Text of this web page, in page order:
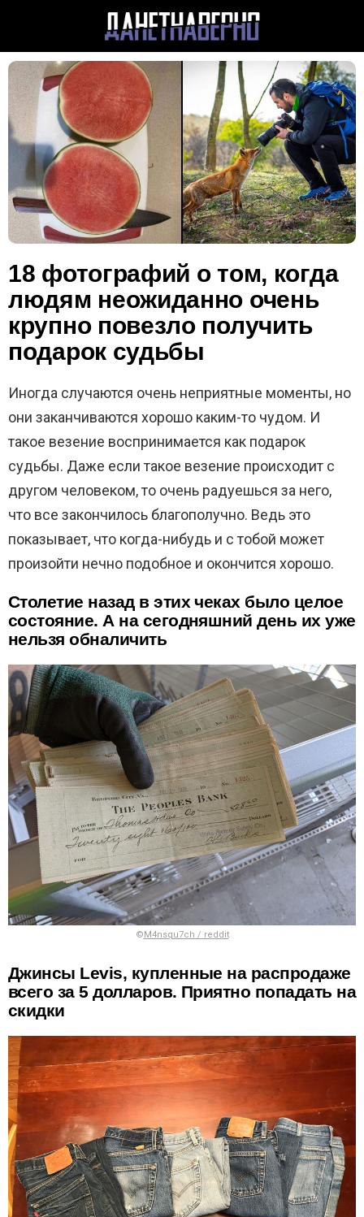
18 фотографий о том, когда
людям неожиданно очень
крупно повезло получить
подарок судьбы
Иногда случаются очень неприятные моменты, но
они заканчиваются хорошо каким-то чудом. И
такое везение воспринимается как подарок
судьбы. Даже если такое везение происходит с
другом человеком, то очень радуешься за него,
что все закончилось благополучно. Ведь это
показывает, что когда-нибудь и с тобой может
произойти нечно подобное и окончится хорошо.
Столетие назад в этих чеках было целое
состояние. А на сегодняшний день их уже
нельзя обналичить
©M4nsqu7ch / reddit
Джинсы Levis, купленные на распродаже
всего за 5 долларов. Приятно попадать на
скидки